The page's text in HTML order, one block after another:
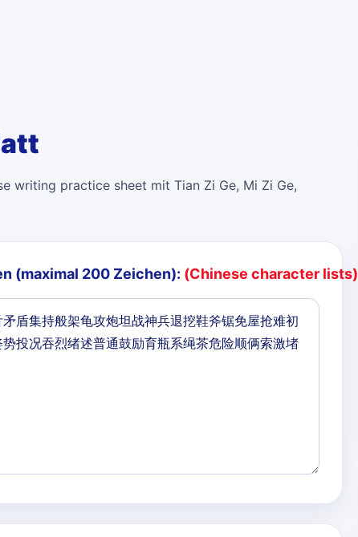
writing practice sheet mit Tian Zi Ge, Mi Zi Ge,
(maximal 200 Zeichen): (Chinese character lists)